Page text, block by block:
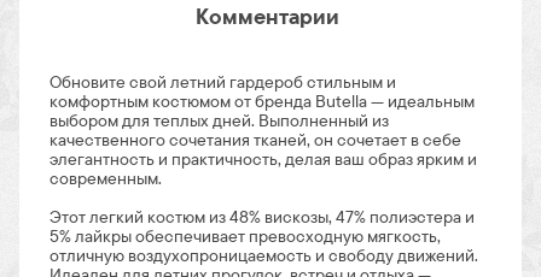
Комментарии
Обновите свой летний гардероб стильным и
комфортным костюмом от бренда Butella — идеальным
выбором для теплых дней. Выполненный из
качественного сочетания тканей, он сочетает в себе
элегантность и практичность, делая ваш образ ярким и
современным.
Этот легкий костюм из 48% вискозы, 47% полиэстера и
5% лайкры обеспечивает превосходную мягкость,
отличную воздухопроницаемость и свободу движений.